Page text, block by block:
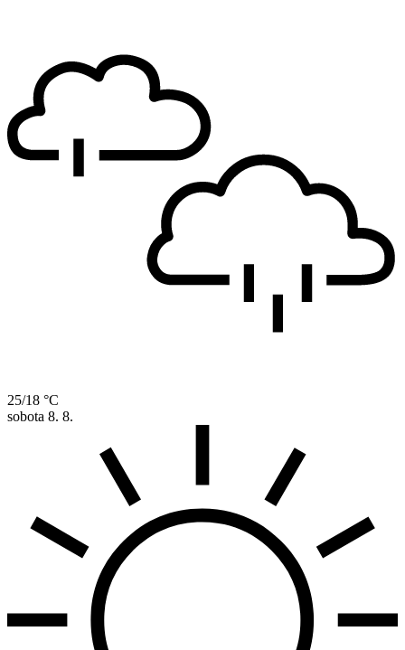
25/18 °C
sobota 8. 8.